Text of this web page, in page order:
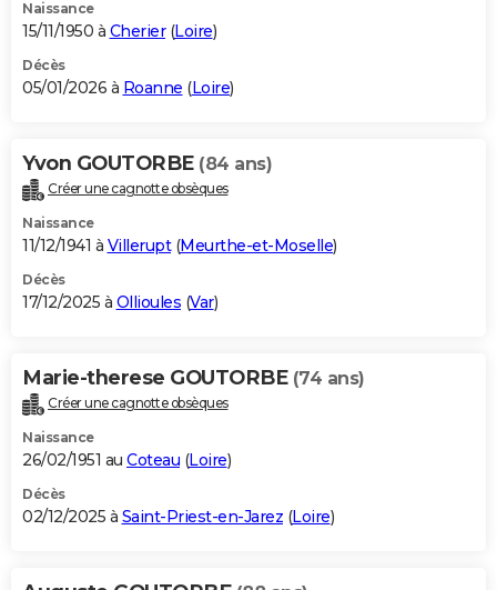
Naissance
15/11/1950 à Cherier(Loire)
Décès
05/01/2026 à Roanne (Loire)
Yvon GOUTORBE (84 ans)
Créer une cagnotte obsèques
Naissance
11/12/1941 à Villerupt(Meurthe-et-Moselle)
Décès
17/12/2025 à Ollioules (Var)
Marie-therese GOUTORBE (74 ans)
Créer une cagnotte obsèques
Naissance
26/02/1951 au Coteau (Loire)
Décès
02/12/2025 à Saint-Priest-en-Jarez (Loire)